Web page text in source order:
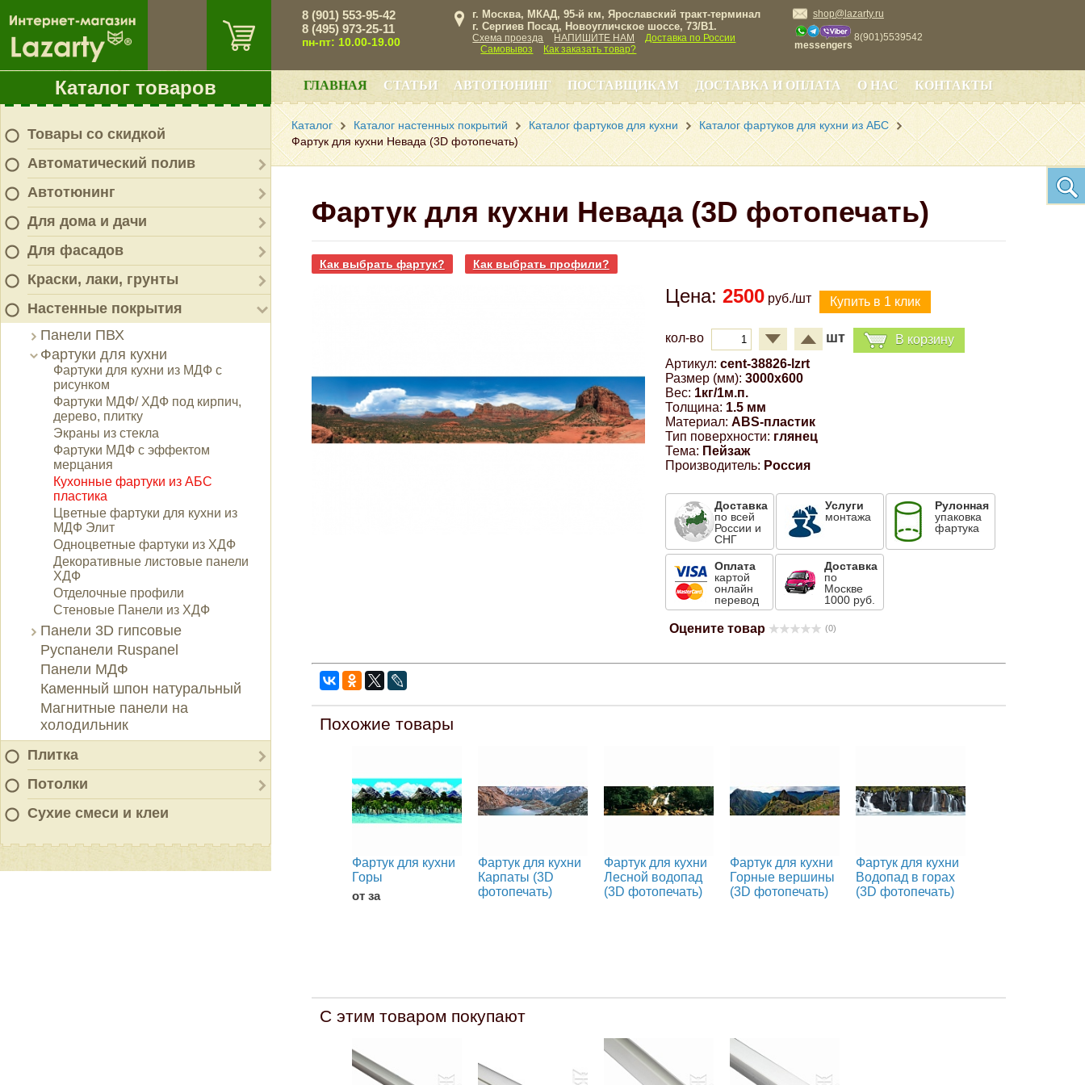
Каталог товаров
Товары со скидкой
Автоматический полив
Автотюнинг
Для дома и дачи
Для фасадов
Краски, лаки, грунты
Настенные покрытия
Панели ПВХ
Фартуки для кухни
Фартуки для кухни из МДФ с
рисунком
Фартуки МДФ/ ХДФ под кирпич,
дерево, плитку
Экраны из стекла
Фартуки МДФ с эффектом
мерцания
Кухонные фартуки из АБС
пластика
Цветные фартуки для кухни из
МДФ Элит
Одноцветные фартуки из ХДФ
Декоративные листовые панели
ХДФ
Отделочные профили
Стеновые Панели из ХДФ
Панели 3D гипсовые
Руспанели Ruspanel
Панели МДФ
Каменный шпон натуральный
Магнитные панели на
холодильник
Плитка
Потолки
Сухие смеси и клеи
8 (901) 553-95-42
8 (495) 973-25-11
пн-пт: 10.00-19.00
г. Москва, МКАД, 95-й км, Ярославский тракт-терминал
г. Сергиев Посад, Новоугличское шоссе, 73/B1.
Схема проезда НАПИШИТЕ НАМ
Доставка по России
Самовывоз
Как заказать товар?
shop@lazarty.ru
messengers
8(901)5539542
ГЛАВНАЯ СТАТЬИ АВТОТЮНИНГ ПОСТАВЩИКАМ ДОСТАВКА И ОПЛАТА О НАС КОНТАКТЫ
Каталог Каталог настенных покрытий Каталог фартуков для кухни
Каталог фартуков для кухни из АБС
Фартук для кухни Невада (3D фотопечать)
Фартук для кухни Невада (3D фотопечать)
Как выбрать фартук? Как выбрать профили?
Цена:2500 руб./шт
кол-во шт
В корзину
Артикул: cent-38826-lzrt
Размер (мм): 3000x600
Вес: 1кг/1м.п.
Толщина: 1.5 мм
Материал: ABS-пластик
Тип поверхности: глянец
Тема: Пейзаж
Производитель: Россия
Доставка
по всей
России и
СНГ
Услуги
монтажа
Рулонная
упаковка
фартука
Оплата
картой
онлайн
перевод
Доставка
по
Москве
1000 руб.
Оцените товар (0)
Похожие товары
Фартук для кухни
Горы
от за
Фартук для кухни
Карпаты (3D
фотопечать)
Фартук для кухни
Лесной водопад
(3D фотопечать)
Фартук для кухни
Горные вершины
(3D фотопечать)
Фартук для кухни
Водопад в горах
(3D фотопечать)
С этим товаром покупают